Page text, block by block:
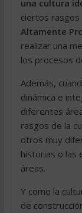
una cultura
ciertos rasgos
Altamente
realizar una
los procesos
Además,
dinámica e
diferentes
rasgos de la
otros muy
historias o las
áreas.
Y como la
de